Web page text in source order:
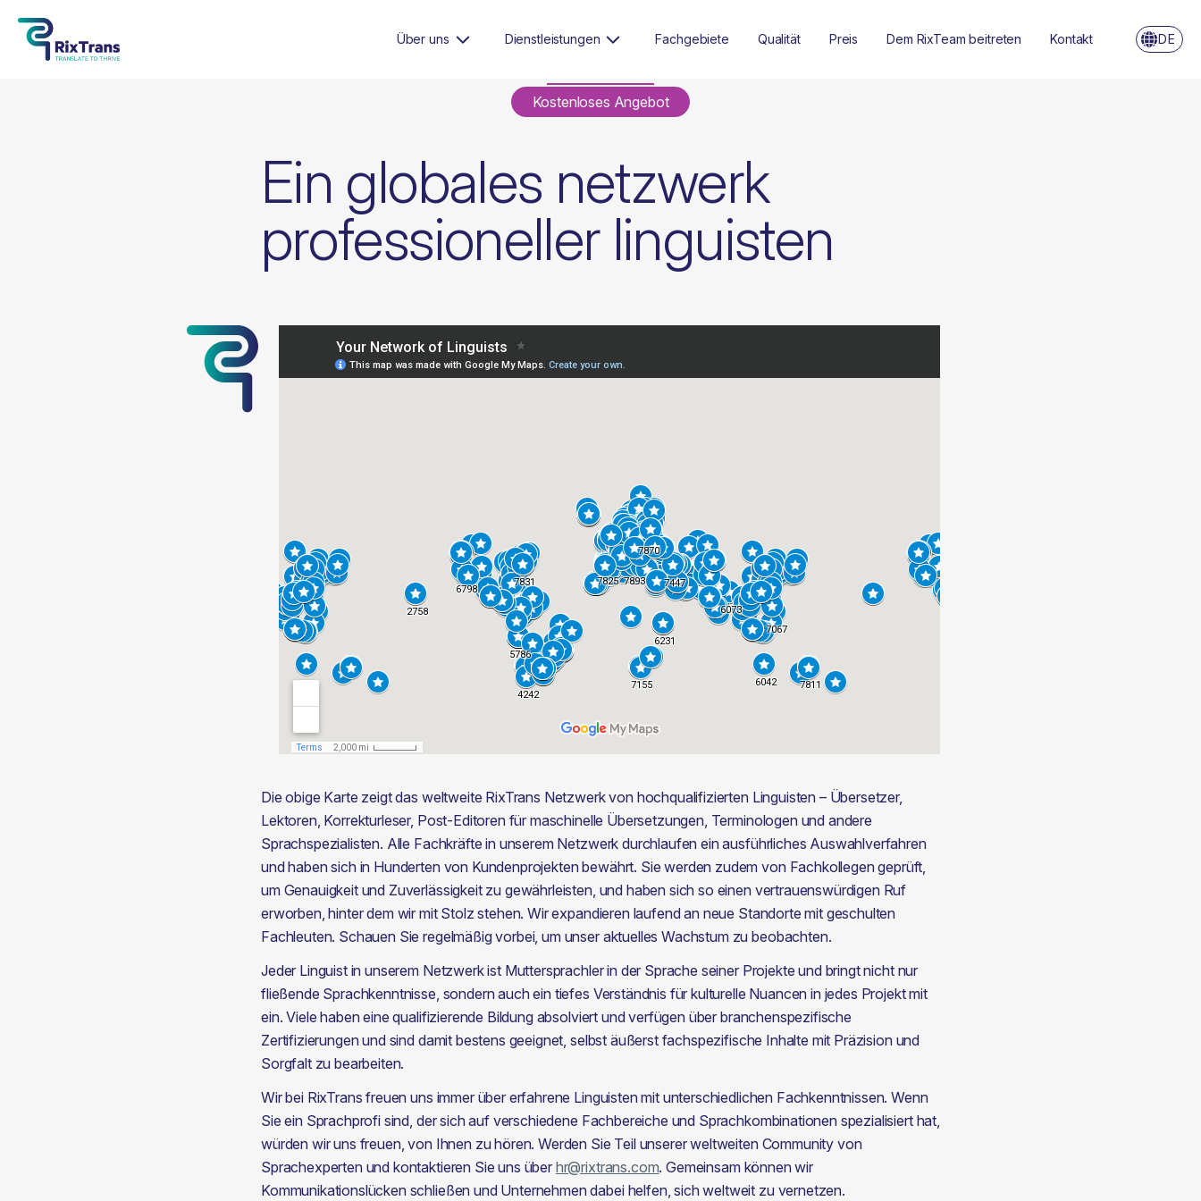
Über uns Dienstleistungen Fachgebiete Qualität Preis Dem RixTeam beitreten Kontakt DE
Kostenloses Angebot
Ein globales netzwerk
professioneller linguisten
Die obige Karte zeigt das weltweite RixTrans Netzwerk von hochqualifizierten Linguisten – Übersetzer,
Lektoren, Korrekturleser, Post-Editoren für maschinelle Übersetzungen, Terminologen und andere
Sprachspezialisten. Alle Fachkräfte in unserem Netzwerk durchlaufen ein ausführliches Auswahlverfahren
und haben sich in Hunderten von Kundenprojekten bewährt. Sie werden zudem von Fachkollegen geprüft,
um Genauigkeit und Zuverlässigkeit zu gewährleisten, und haben sich so einen vertrauenswürdigen Ruf
erworben, hinter dem wir mit Stolz stehen. Wir expandieren laufend an neue Standorte mit geschulten
Fachleuten. Schauen Sie regelmäßig vorbei, um unser aktuelles Wachstum zu beobachten.
Jeder Linguist in unserem Netzwerk ist Muttersprachler in der Sprache seiner Projekte und bringt nicht nur
fließende Sprachkenntnisse, sondern auch ein tiefes Verständnis für kulturelle Nuancen in jedes Projekt mit
ein. Viele haben eine qualifizierende Bildung absolviert und verfügen über branchenspezifische
Zertifizierungen und sind damit bestens geeignet, selbst äußerst fachspezifische Inhalte mit Präzision und
Sorgfalt zu bearbeiten.
Wir bei RixTrans freuen uns immer über erfahrene Linguisten mit unterschiedlichen Fachkenntnissen. Wenn
Sie ein Sprachprofi sind, der sich auf verschiedene Fachbereiche und Sprachkombinationen spezialisiert hat,
würden wir uns freuen, von Ihnen zu hören. Werden Sie Teil unserer weltweiten Community von
Sprachexperten und kontaktieren Sie uns über hr@rixtrans.com. Gemeinsam können wir
Kommunikationslücken schließen und Unternehmen dabei helfen, sich weltweit zu vernetzen.